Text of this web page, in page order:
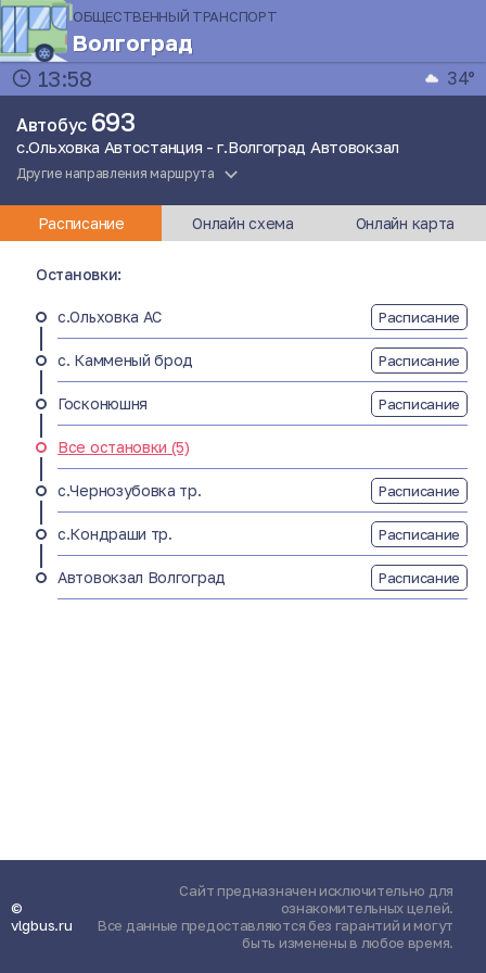
ОБЩЕСТВЕННЫЙ ТРАНСПОРТ
Волгоград
13:58
34°
Автобус 693
с.Ольховка Автостанция - г.Волгоград Автовокзал
Другие направления маршрута
Расписание Онлайн схема Онлайн карта
Остановки:
с.Ольховка АС Расписание
с. Камменый брод Расписание
Госконюшня Расписание
Все остановки (5)
с.Чернозубовка тр. Расписание
с.Кондраши тр. Расписание
Автовокзал Волгоград Расписание
©
vlgbus.ru
Сайт предназначен исключительно для
ознакомительных целей.
Все данные предоставляются без гарантий и могут
быть изменены в любое время.